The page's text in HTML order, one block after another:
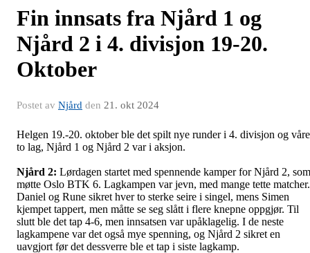
Fin innsats fra Njård 1 og
Njård 2 i 4. divisjon 19-20.
Oktober
Postet av Njård den 21. okt 2024
Helgen 19.-20. oktober ble det spilt nye runder i 4. divisjon og våre
to lag, Njård 1 og Njård 2 var i aksjon.
Njård 2: Lørdagen startet med spennende kamper for Njård 2, som
møtte Oslo BTK 6. Lagkampen var jevn, med mange tette matcher.
Daniel og Rune sikret hver to sterke seire i singel, mens Simen
kjempet tappert, men måtte se seg slått i flere knepne oppgjør. Til
slutt ble det tap 4-6, men innsatsen var upåklagelig. I de neste
lagkampene var det også mye spenning, og Njård 2 sikret en
uavgjort før det dessverre ble et tap i siste lagkamp.